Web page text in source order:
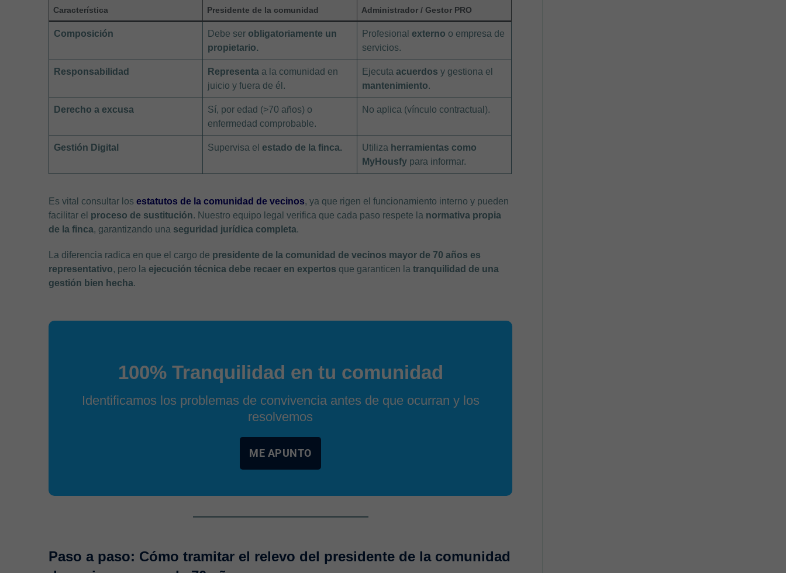
Característica Presidente de la comunidad Administrador / Gestor PRO
Composición Debe ser obligatoriamente un
propietario.
Profesional externo o empresa de
servicios.
Responsabilidad Representa a la comunidad en
juicio y fuera de él.
Ejecutaacuerdosy gestiona el
mantenimiento.
Derecho a excusa
Sí, por edad (>70 años) o
enfermedad comprobable.
No aplica (vínculo contractual).
Gestión Digital Supervisa el estado de la finca. Utiliza herramientas como
MyHousfy para informar.
Es vital consultar losestatutos de la comunidad de vecinos, ya que rigen el funcionamiento interno y pueden
facilitar el proceso de sustitución. Nuestro equipo legal verifica que cada paso respete la normativa propia
de la finca, garantizando una seguridad jurídica completa.
La diferencia radica en que el cargo de presidente de la comunidad de vecinos mayor de 70 años es
representativo, pero la ejecución técnica debe recaer en expertos que garanticen latranquilidad de una
gestión bien hecha.
100% Tranquilidad en tu comunidad
Identificamos los problemas de convivencia antes de que ocurran y los
resolvemos
ME APUNTO
Paso a paso: Cómo tramitar el relevo del presidente de la comunidad